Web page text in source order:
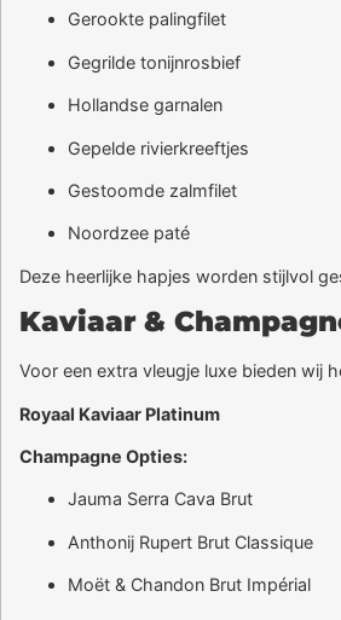
Gerookte palingfilet
Gegrilde tonijnrosbief
Hollandse garnalen
Gepelde rivierkreeftjes
Gestoomde zalmfilet
Noordzee paté
Deze heerlijke hapjes worden stijlvol
Kaviaar &
Voor een extra vleugje luxe bieden wij
Royaal Kaviaar Platinum
Champagne Opties:
Jauma Serra Cava Brut
Anthonij Rupert Brut Classique
Moët & Chandon Brut Impérial